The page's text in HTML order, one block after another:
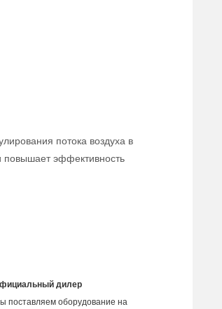
потока воздуха в
повышает эффективность
дилер
поставляем оборудование на